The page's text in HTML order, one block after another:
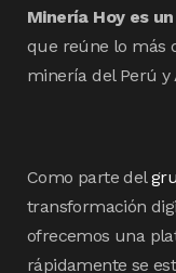
Minería Hoy es
que reúne lo más
minería del Perú y
Como parte del
transformación
ofrecemos una
rápidamente se